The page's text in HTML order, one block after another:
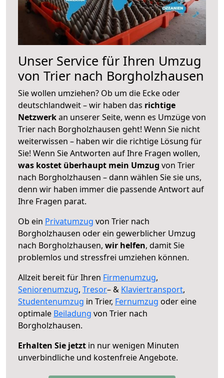
Unser Service für Ihren Umzug
von Trier nach Borgholzhausen
Sie wollen umziehen? Ob um die Ecke oder
deutschlandweit – wir haben das richtige
Netzwerkan unserer Seite, wenn es Umzüge von
Trier nach Borgholzhausen geht! Wenn Sie nicht
weiterwissen – haben wir die richtige Lösung für
Sie! Wenn Sie Antworten auf Ihre Fragen wollen,
was kostet überhaupt mein Umzug von Trier
nach Borgholzhausen – dann wählen Sie sie uns,
denn wir haben immer die passende Antwort auf
Ihre Fragen parat.
Ob ein Privatumzug von Trier nach
Borgholzhausen oder ein gewerblicher Umzug
nach Borgholzhausen, wir helfen, damit Sie
problemlos und stressfrei umziehen können.
Allzeit bereit für Ihren Firmenumzug,
Seniorenumzug, Tresor– & Klaviertransport,
Studentenumzug in Trier, Fernumzug oder eine
optimale Beiladung von Trier nach
Borgholzhausen.
Erhalten Sie jetzt in nur wenigen Minuten
unverbindliche und kostenfreie Angebote.